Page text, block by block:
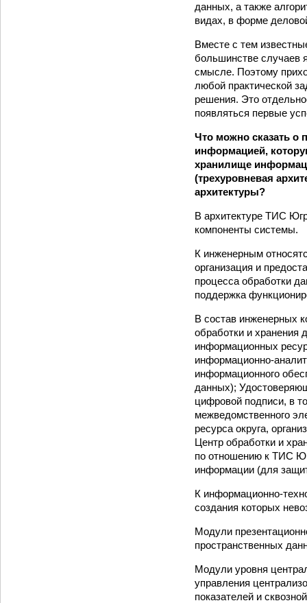
данных, а также
видах, в форме
Вместе с тем
большинстве случаев
смысле. Поэтому
любой практической
решения. Это
появляться первые
Что можно сказать о
информацией,
хранилище
(трехуровневая
архитектуры?
В архитектуре ТИС
компоненты системы.
К инженерным
организация и
процесса обработки
поддержка
В состав инженерных
обработки и
информационных
информационно-­
информационного
данных);
цифровой подписи, в
межведомственного
ресурса округа,
Центр обработки и
по отношению к ТИС
информации (для
К информационно-­
создания которых
Модули
пространственных
Модули уровня
управления
показателей и